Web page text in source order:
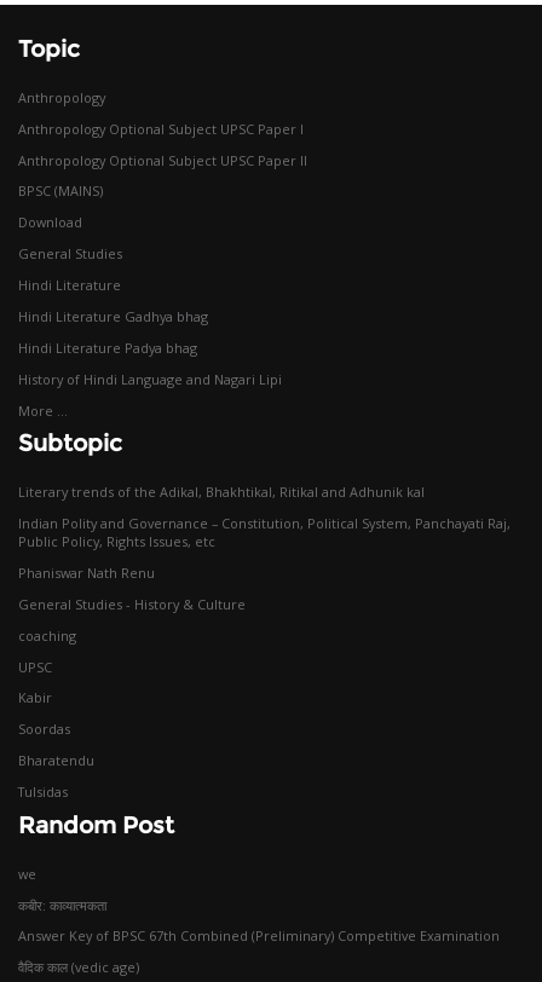
Topic
Anthropology
Anthropology Optional Subject UPSC Paper I
Anthropology Optional Subject UPSC Paper II
BPSC (MAINS)
Download
General Studies
Hindi Literature
Hindi Literature Gadhya bhag
Hindi Literature Padya bhag
History of Hindi Language and Nagari Lipi
More ...
Subtopic
Literary trends of the Adikal, Bhakhtikal, Ritikal and Adhunik kal
Indian Polity and Governance – Constitution, Political System, Panchayati Raj,
Public Policy, Rights Issues, etc
Phaniswar Nath Renu
General Studies - History & Culture
coaching
UPSC
Kabir
Soordas
Bharatendu
Tulsidas
Random Post
we
कबीर: काव्यात्मकता
Answer Key of BPSC 67th Combined (Preliminary) Competitive Examination
वैदिक काल (vedic age)